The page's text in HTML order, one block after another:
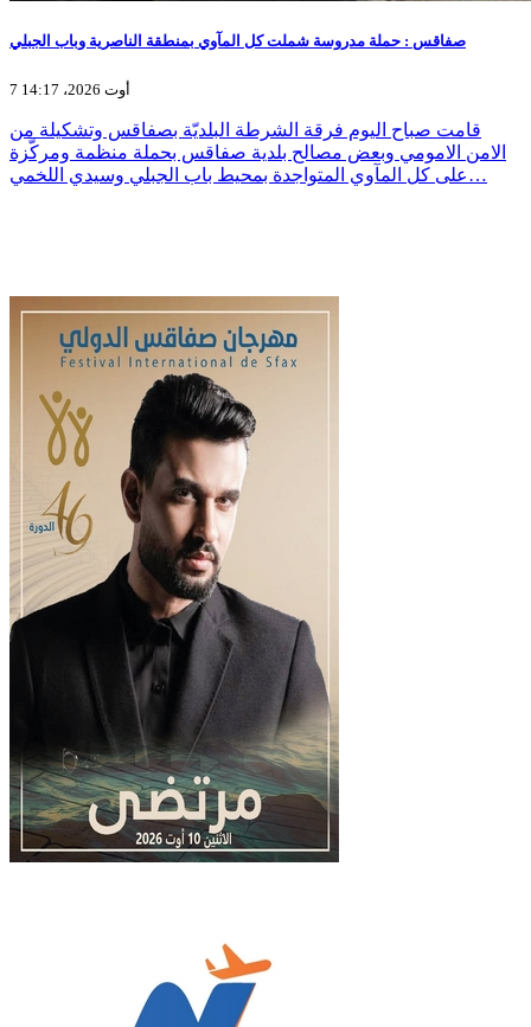
صفاقس : حملة مدروسة شملت كل المآوي بمنطقة الناصرية وباب الجبلي
7 أوت 2026، 14:17
قامت صباح اليوم فرقة الشرطة البلديّة بصفاقس وتشكيلة من
الامن الامومي وبعض مصالح بلدية صفاقس بحملة منظمة ومركّزة
على كل المآوي المتواجدة بمحيط باب الجبلي وسيدي اللخمي…